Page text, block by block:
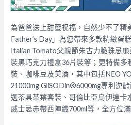
為爸爸送上甜蜜祝福，自然少不了精
Father’s Day」為您帶來多款精緻蛋
Italian Tomato父親節朱古力脆珠忌
裝黑巧克力禮盒36片裝等；更特備多
裝、咖啡豆及美酒，其中包括NEO
21000mg GliSODin®6000mg專利逆
選茶具茶葉套裝、哥倫比亞烏伊達卡
威士忌赤帶西陣織700ml等，全方位